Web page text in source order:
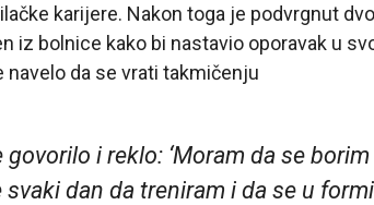
karijere. Nakon toga je podvrgnut
iz bolnice kako bi nastavio oporavak u
navelo da se vrati takmičenju
govorilo i reklo: ‘Moram da se
svaki dan da treniram i da se u